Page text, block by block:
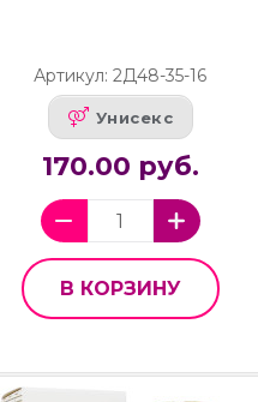
Артикул: 2Д48-35-16
Унисекс
170.00 руб.
В КОРЗИНУ